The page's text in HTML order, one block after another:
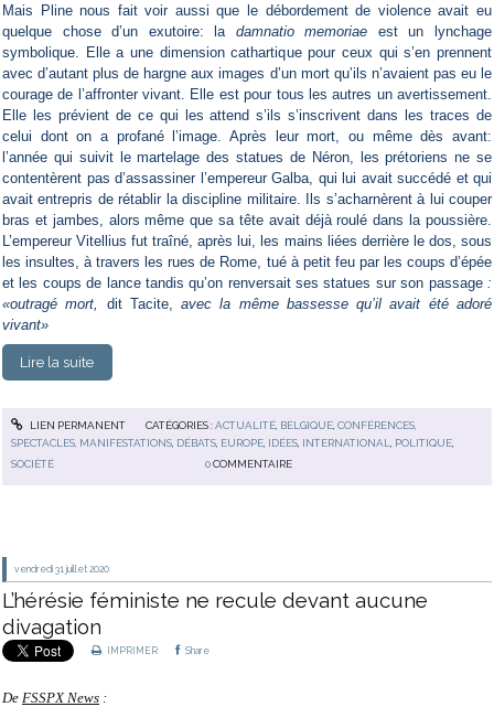
Mais Pline nous fait voir aussi que le débordement de violence avait eu
quelque chose d’un exutoire: la damnatio memoriae est un lynchage
symbolique. Elle a une dimension cathartique pour ceux qui s’en prennent
avec d’autant plus de hargne aux images d’un mort qu’ils n’avaient pas eu le
courage de l’affronter vivant. Elle est pour tous les autres un avertissement.
Elle les prévient de ce qui les attend s’ils s’inscrivent dans les traces de
celui dont on a profané l’image. Après leur mort, ou même dès avant:
l’année qui suivit le martelage des statues de Néron, les prétoriens ne se
contentèrent pas d’assassiner l’empereur Galba, qui lui avait succédé et qui
avait entrepris de rétablir la discipline militaire. Ils s’acharnèrent à lui couper
bras et jambes, alors même que sa tête avait déjà roulé dans la poussière.
L’empereur Vitellius fut traîné, après lui, les mains liées derrière le dos, sous
les insultes, à travers les rues de Rome, tué à petit feu par les coups d’épée
et les coups de lance tandis qu’on renversait ses statues sur son passage :
«outragé mort, dit Tacite, avec la même bassesse qu’il avait été adoré
vivant»
Lire la suite
LIEN PERMANENT CATÉGORIES :ACTUALITÉ, BELGIQUE, CONFÉRENCES,
SPECTACLES, MANIFESTATIONS, DÉBATS, EUROPE, IDÉES, INTERNATIONAL, POLITIQUE,
SOCIÉTÉ
0 COMMENTAIRE
vendredi 31 juillet 2020
L’hérésie féministe ne recule devant aucune
divagation
IMPRIMER Share
De FSSPX News :